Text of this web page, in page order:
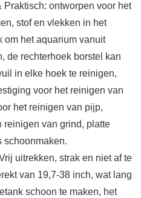
ontworpen voor het
stof en vlekken in het
om het aquarium vanuit
de rechterhoek borstel kan
in elke hoek te reinigen,
voor het reinigen van
het reinigen van pijp,
reinigen van grind, platte
schoonmaken.
uitrekken, strak en niet af te
van 19,7-38 inch, wat lang
schoon te maken, het